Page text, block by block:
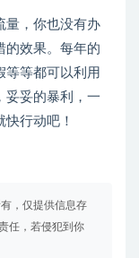
量，你也没有办
的效果。每年的
等等都可以利用
妥妥的暴利，一
行动吧！
，仅提供信息存
任，若侵犯到你